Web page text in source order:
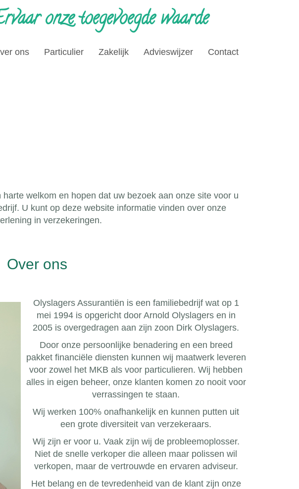
ons Particulier Zakelijk Advieswijzer Contact
onze toegevoegde waarde
welkom en hopen dat uw bezoek aan onze site voor u
U kunt op deze website informatie vinden over onze
in verzekeringen.
Over ons
Olyslagers Assurantiën is een familiebedrijf wat op 1
mei 1994 is opgericht door Arnold Olyslagers en in
2005 is overgedragen aan zijn zoon Dirk Olyslagers.
Door onze persoonlijke benadering en een breed
pakket financiële diensten kunnen wij maatwerk leveren
voor zowel het MKB als voor particulieren. Wij hebben
alles in eigen beheer, onze klanten komen zo nooit voor
verrassingen te staan.
Wij werken 100% onafhankelijk en kunnen putten uit
een grote diversiteit van verzekeraars.
Wij zijn er voor u. Vaak zijn wij de probleemoplosser.
Niet de snelle verkoper die alleen maar polissen wil
verkopen, maar de vertrouwde en ervaren adviseur.
Het belang en de tevredenheid van de klant zijn onze